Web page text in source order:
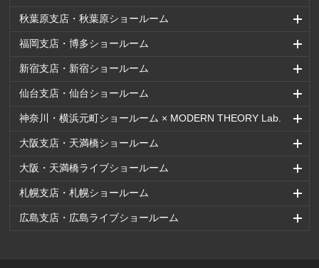
秋葉原支店・秋葉原ショールーム
福岡支店・博多ショールーム
新宿支店・新宿ショールーム
仙台支店・仙台ショールーム
神奈川・横浜元町ショールーム × MODERN THEORY Lab.
大阪支店・天満橋ショールーム
大阪・天満橋ライブショールーム
札幌支店・札幌ショールーム
広島支店・広島ライブショールーム